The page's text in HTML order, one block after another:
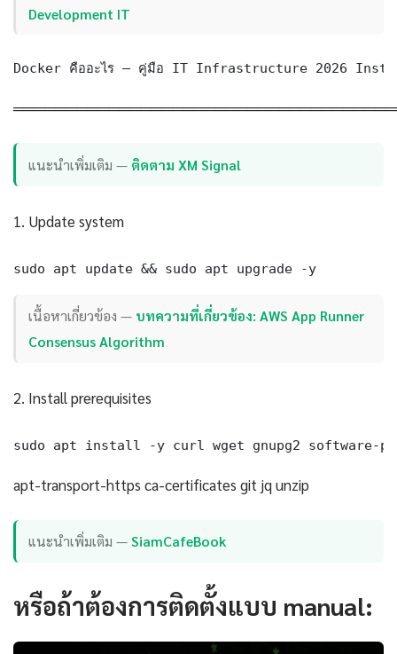
Development IT
Docker คืออะไร — คู่มือ IT Infrastructure 2026
แนะนำเพิ่มเติม — ติดตาม XM Signal
1. Update system
sudo apt update && sudo apt upgrade -y
เนื้อหาเกี่ยวข้อง — บทความที่เกี่ยวข้อง: AWS App Runner
Consensus Algorithm
2. Install prerequisites
sudo apt install -y curl wget gnupg2 software-
apt-transport-https ca-certificates git jq unzip
แนะนำเพิ่มเติม —SiamCafeBook
หรือถ้าต้องการติดตั้งแบบ manual: